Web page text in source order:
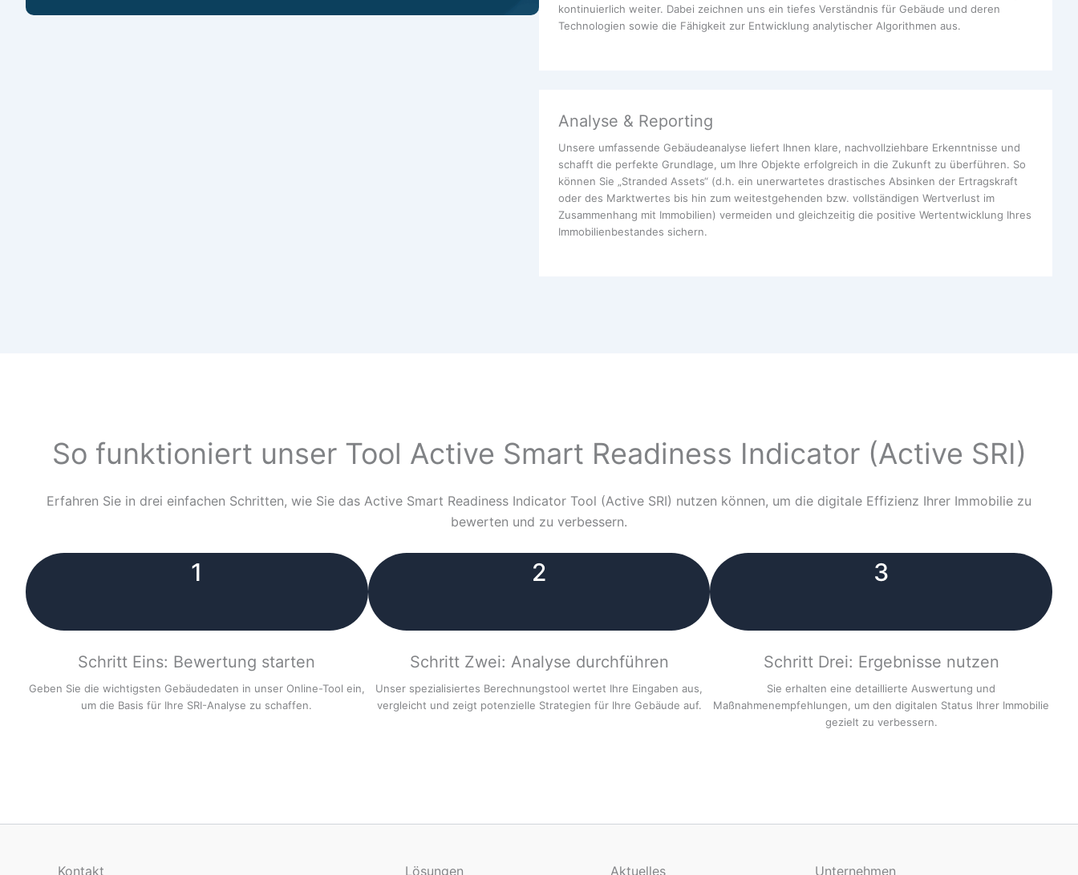
kontinuierlich weiter. Dabei zeichnen uns ein tiefes Verständnis für Gebäude und deren
Technologien sowie die Fähigkeit zur Entwicklung analytischer Algorithmen aus.
Analyse & Reporting
Unsere umfassende Gebäudeanalyse liefert Ihnen klare, nachvollziehbare Erkenntnisse und
schafft die perfekte Grundlage, um Ihre Objekte erfolgreich in die Zukunft zu überführen. So
können Sie „Stranded Assets“ (d.h. ein unerwartetes drastisches Absinken der Ertragskraft
oder des Marktwertes bis hin zum weitestgehenden bzw. vollständigen Wertverlust im
Zusammenhang mit Immobilien) vermeiden und gleichzeitig die positive Wertentwicklung Ihres
Immobilienbestandes sichern.
So funktioniert unser Tool Active Smart Readiness Indicator (Active SRI)
Erfahren Sie in drei einfachen Schritten, wie Sie das Active Smart Readiness Indicator Tool (Active SRI) nutzen können, um die digitale Effizienz Ihrer Immobilie zu
bewerten und zu verbessern.
1
Schritt Eins: Bewertung starten
Geben Sie die wichtigsten Gebäudedaten in unser Online-Tool ein,
um die Basis für Ihre SRI-Analyse zu schaffen.
2
Schritt Zwei: Analyse durchführen
Unser spezialisiertes Berechnungstool wertet Ihre Eingaben aus,
vergleicht und zeigt potenzielle Strategien für Ihre Gebäude auf.
3
Schritt Drei: Ergebnisse nutzen
Sie erhalten eine detaillierte Auswertung und
Maßnahmenempfehlungen, um den digitalen Status Ihrer Immobilie
gezielt zu verbessern.
Kontakt Lösungen Aktuelles Unternehmen